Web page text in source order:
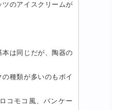
ツのアイスクリームが
本は同じだが、陶器の
種類が多いのもポイ
コモコ風、パンケー